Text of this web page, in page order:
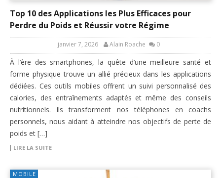
Top 10 des Applications les Plus Efficaces pour
Perdre du Poids et Réussir votre Régime
janvier 7, 2026 Alain Roache 0
À l’ère des smartphones, la quête d’une meilleure santé et
forme physique trouve un allié précieux dans les applications
dédiées. Ces outils mobiles offrent un suivi personnalisé des
calories, des entraînements adaptés et même des conseils
nutritionnels. Ils transforment nos téléphones en coachs
personnels, nous aidant à atteindre nos objectifs de perte de
poids et […]
LIRE LA SUITE
MOBILE